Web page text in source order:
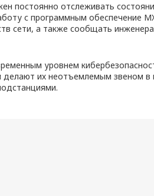
постоянно отслеживать
с программным обеспечение
сети, а также сообщать
уровнем
их неотъемлемым звеном в